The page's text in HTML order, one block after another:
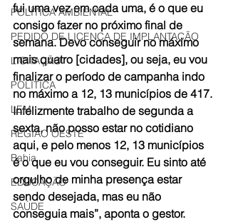
POLÍTICA AMBIENTAL
PEDIDO DE LICENÇA DE IMPLANTAÇÃO
LICITAÇÃO
POLÍTICA
LEM
REGIÃO OESTE
Bahia
EDUCAÇÃO
SAÚDE
fui uma vez em cada uma, é o que eu
consigo fazer no próximo final de
semana. Devo conseguir no máximo
mais quatro [cidades], ou seja, eu vou
finalizar o período de campanha indo
no máximo a 12, 13 municípios de 417.
Infelizmente trabalho de segunda a
sexta, não posso estar no cotidiano
aqui, e pelo menos 12, 13 municípios
é o que eu vou conseguir. Eu sinto até
orgulho de minha presença estar
sendo desejada, mas eu não
conseguia mais”, aponta o gestor.